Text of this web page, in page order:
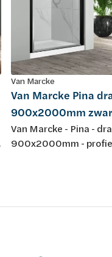
Van Marcke
Van Marcke Pina
900x2000mm
Van Marcke - Pina -
900x2000mm -